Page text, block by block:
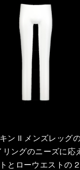
ン II メンズレッグ
ングのニーズに応
とローウエストの